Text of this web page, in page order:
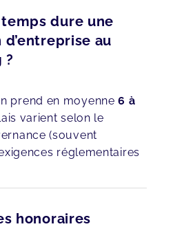
dure une
au
?
prend en moyenne6 à
varient selon le
(souvent
réglementaires
honoraires